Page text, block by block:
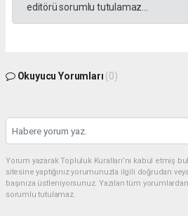
editörü sorumlu tutulamaz...
Okuyucu Yorumları (0)
Yorum yazarak Topluluk Kuralları’nı kabul etmiş
sitesine yaptığınız yorumunuzla ilgili doğrudan
başınıza üstleniyorsunuz. Yazılan tüm
sorumlu tutulamaz.